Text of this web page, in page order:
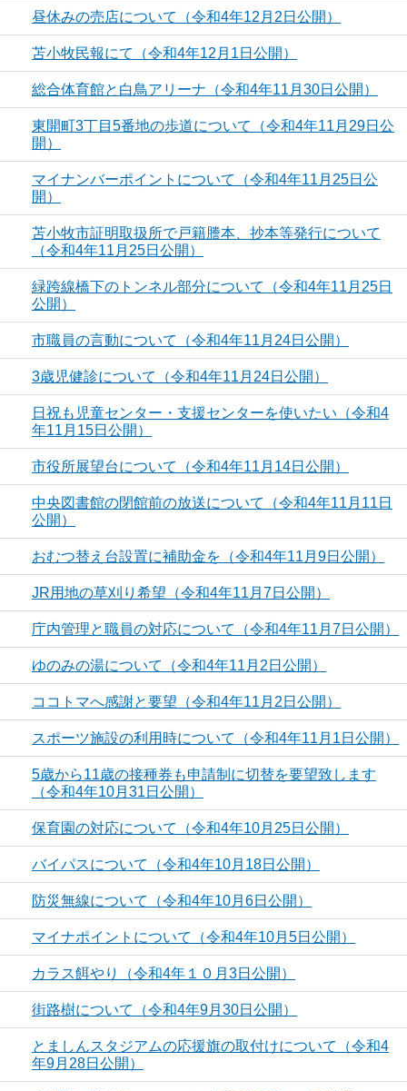
昼休みの売店について（令和4年12月2日公開）
苫小牧民報にて（令和4年12月1日公開）
総合体育館と白鳥アリーナ（令和4年11月30日公開）
東開町3丁目5番地の歩道について（令和4年11月29日公
開）
マイナンバーポイントについて（令和4年11月25日公
開）
苫小牧市証明取扱所で戸籍謄本、抄本等発行について
（令和4年11月25日公開）
緑跨線橋下のトンネル部分について（令和4年11月25日
公開）
市職員の言動について（令和4年11月24日公開）
3歳児健診について（令和4年11月24日公開）
日祝も児童センター・支援センターを使いたい（令和4
年11月15日公開）
市役所展望台について（令和4年11月14日公開）
中央図書館の閉館前の放送について（令和4年11月11日
公開）
おむつ替え台設置に補助金を（令和4年11月9日公開）
JR用地の草刈り希望（令和4年11月7日公開）
庁内管理と職員の対応について（令和4年11月7日公開）
ゆのみの湯について（令和4年11月2日公開）
ココトマへ感謝と要望（令和4年11月2日公開）
スポーツ施設の利用時について（令和4年11月1日公開）
5歳から11歳の接種券も申請制に切替を要望致します
（令和4年10月31日公開）
保育園の対応について（令和4年10月25日公開）
バイパスについて（令和4年10月18日公開）
防災無線について（令和4年10月6日公開）
マイナポイントについて（令和4年10月5日公開）
カラス餌やり（令和4年１０月3日公開）
街路樹について（令和4年9月30日公開）
とましんスタジアムの応援旗の取付けについて（令和4
年9月28日公開）